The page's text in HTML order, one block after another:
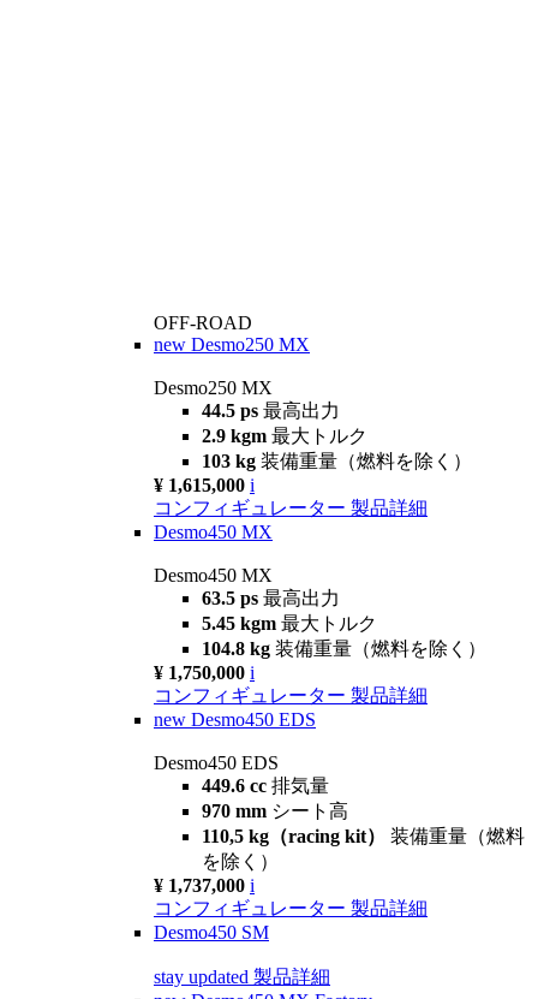
OFF-ROAD
new Desmo250 MX
Desmo250 MX
44.5 ps 最高出力
2.9 kgm 最大トルク
103 kg 装備重量（燃料を除く）
¥ 1,615,000 i
コンフィギュレーター 製品詳細
Desmo450 MX
Desmo450 MX
63.5 ps 最高出力
5.45 kgm 最大トルク
104.8 kg 装備重量（燃料を除く）
¥ 1,750,000 i
コンフィギュレーター 製品詳細
new Desmo450 EDS
Desmo450 EDS
449.6 cc 排気量
970 mm シート高
110,5 kg（racing kit） 装備重量（燃料
を除く）
¥ 1,737,000 i
コンフィギュレーター 製品詳細
Desmo450 SM
stay updated 製品詳細